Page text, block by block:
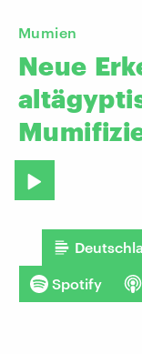
Mumien
Neue
Spotify